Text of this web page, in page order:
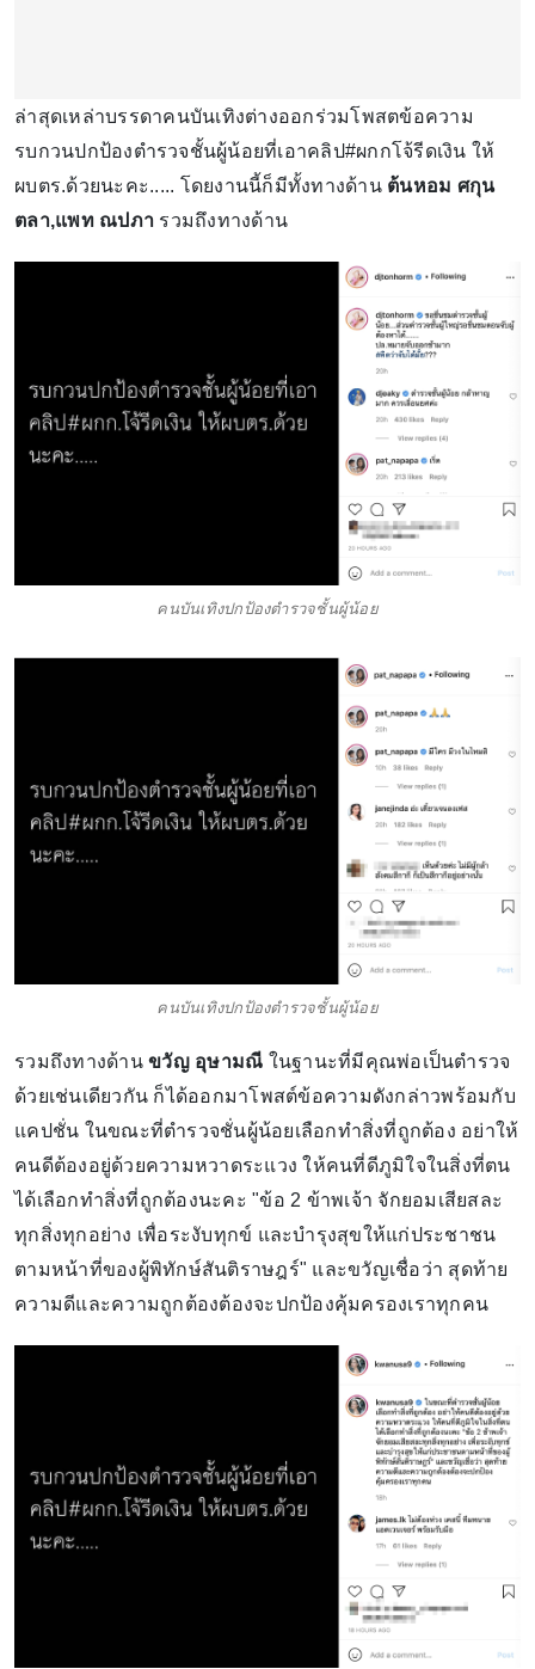
ล่าสุดเหล่าบรรดาคนบันเทิงต่างออกร่วมโพสตข้อความ
รบกวนปกป้องตำรวจชั้นผู้น้อยที่เอาคลิป#ผกกโจ้รีดเงิน ให้
ผบตร.ด้วยนะคะ..... โดยงานนี้ก็มีทั้งทางด้านต้นหอม ศกุน
ตลา,แพท ณปภา รวมถึงทางด้าน
คนบันเทิงปกป้องตำรวจชั้นผู้น้อย
คนบันเทิงปกป้องตำรวจชั้นผู้น้อย
รวมถึงทางด้าน ขวัญ อุษามณี ในฐานะที่มีคุณพ่อเป็นตำรวจ
ด้วยเช่นเดียวกัน ก็ได้ออกมาโพสต์ข้อความดังกล่าวพร้อมกับ
แคปชั่น ในขณะที่ตำรวจชั่นผู้น้อยเลือกทำสิ่งที่ถูกต้อง อย่าให้
คนดีต้องอยู่ด้วยความหวาดระแวง ให้คนที่ดีภูมิใจในสิ่งที่ตน
ได้เลือกทำสิ่งที่ถูกต้องนะคะ "ข้อ 2 ข้าพเจ้า จักยอมเสียสละ
ทุกสิ่งทุกอย่าง เพื่อระงับทุกข์ และบำรุงสุขให้แก่ประชาชน
ตามหน้าที่ของผู้พิทักษ์สันติราษฎร์" และขวัญเชื่อว่า สุดท้าย
ความดีและความถูกต้องต้องจะปกป้องคุ้มครองเราทุกคน